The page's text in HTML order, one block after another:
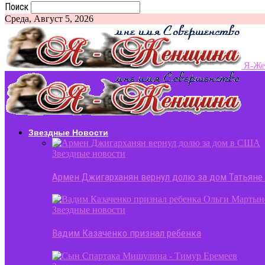
Поиск
Среда, Август 5, 2026
Я-
Звездные Новости
Звездные новости
Армен Джигарханян вернул долю за дом Татьяне
Звездные новости
Вадим Казаченко признал ребенка